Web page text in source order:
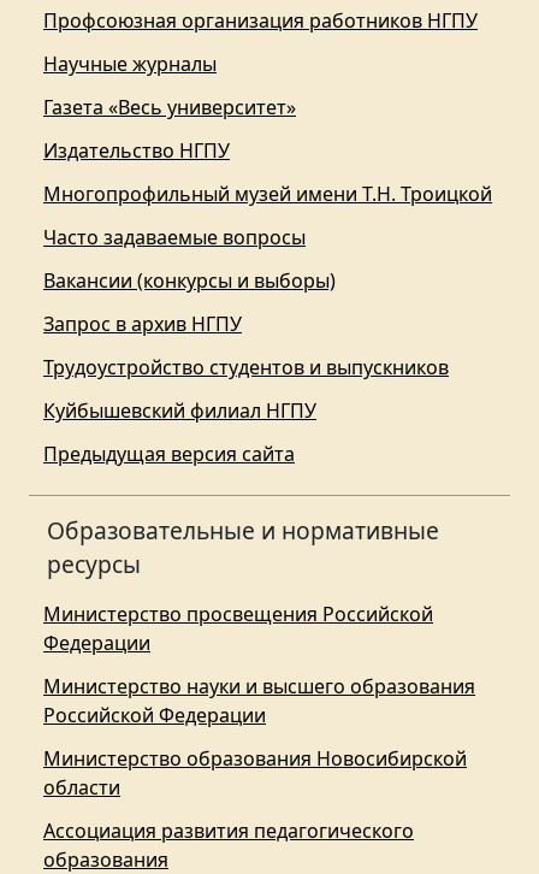
Профсоюзная организация работников НГПУ
Научные журналы
Газета «Весь университет»
Издательство НГПУ
Многопрофильный музей имени Т.Н. Троицкой
Часто задаваемые вопросы
Вакансии (конкурсы и выборы)
Запрос в архив НГПУ
Трудоустройство студентов и выпускников
Куйбышевский филиал НГПУ
Предыдущая версия сайта
Образовательные и нормативные
ресурсы
Министерство просвещения Российской
Федерации
Министерство науки и высшего образования
Российской Федерации
Министерство образования Новосибирской
области
Ассоциация развития педагогического
образования